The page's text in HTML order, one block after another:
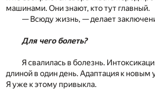
машинами. Они знают, кто тут главный.
— Всюду жизнь, — делает
Для чего болеть?
Я свалилась в болезнь.
длиной в один день. Адаптация к новым
Я уже к этому привыкла.